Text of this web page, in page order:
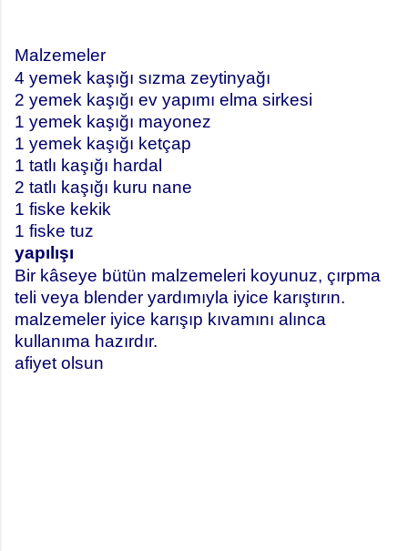
Malzemeler
4 yemek kaşığı sızma zeytinyağı
2 yemek kaşığı ev yapımı elma sirkesi
1 yemek kaşığı mayonez
1 yemek kaşığı ketçap
1 tatlı kaşığı hardal
2 tatlı kaşığı kuru nane
1 fiske kekik
1 fiske tuz
yapılışı
Bir kâseye bütün malzemeleri koyunuz, çırpma
teli veya blender yardımıyla iyice karıştırın.
malzemeler iyice karışıp kıvamını alınca
kullanıma hazırdır.
afiyet olsun